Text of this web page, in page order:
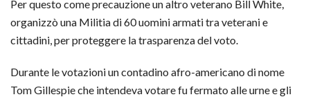
Per questo come precauzione un altro veterano Bill White,
organizzò una Militia di 60 uomini armati tra veterani e
cittadini, per proteggere la trasparenza del voto.
Durante le votazioni un contadino afro-americano di nome
Tom Gillespie che intendeva votare fu fermato alle urne e gli